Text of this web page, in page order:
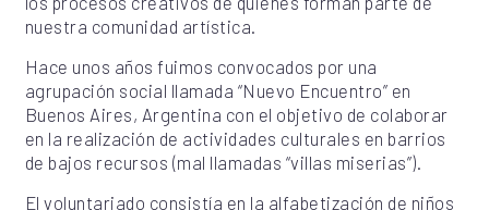
nuestra comunidad artística.
Hace unos años fuimos convocados por una
agrupación social llamada “Nuevo Encuentro” en
Buenos Aires, Argentina con el objetivo de colaborar
en la realización de actividades culturales en barrios
de bajos recursos (mal llamadas “villas miserias”).
El voluntariado consistía en la alfabetización de niños